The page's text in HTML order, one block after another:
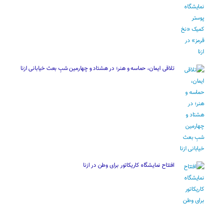
تلاقی ایمان، حماسه و هنر؛ در هشتاد و چهارمین شبِ بعث خیابانی ازنا
افتتاح نمایشگاه کاریکاتور برای وطن در ازنا